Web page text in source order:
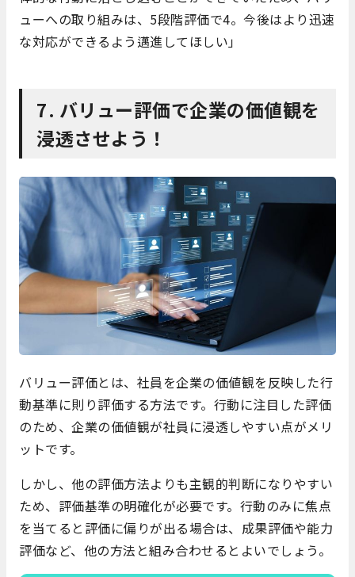
ューへの取り組みは、5段階評価で4。今後はより迅速
な対応ができるよう邁進してほしい」
7. バリュー評価で企業の価値観を
浸透させよう！
バリュー評価とは、社員を企業の価値観を反映した行
動基準に則り評価する方法です。行動に注目した評価
のため、企業の価値観が社員に浸透しやすい点がメリ
ットです。
しかし、他の評価方法よりも主観的判断になりやすい
ため、評価基準の明確化が必要です。行動のみに焦点
を当てると評価に偏りが出る場合は、成果評価や能力
評価など、他の方法と組み合わせるとよいでしょう。